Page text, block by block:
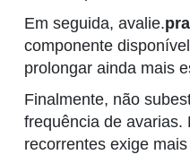
Em seguida, avalie.
componente
prolongar ainda mais
Finalmente, não
frequência de avarias.
recorrentes exige